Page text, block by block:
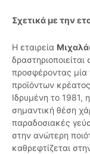
Σχετικά με την
Η εταιρεία
προσφέροντας μία
προϊόντων
Ιδρυμένη το 1981,
σημαντική θέση
παραδοσιακές
στην ανώτερη
καθρεφτίζεται